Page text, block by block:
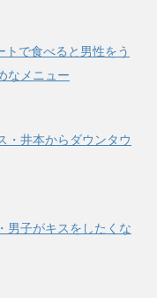
で食べると男性をう
なメニュー
・井本からダウンタウ
男子がキスをしたくな